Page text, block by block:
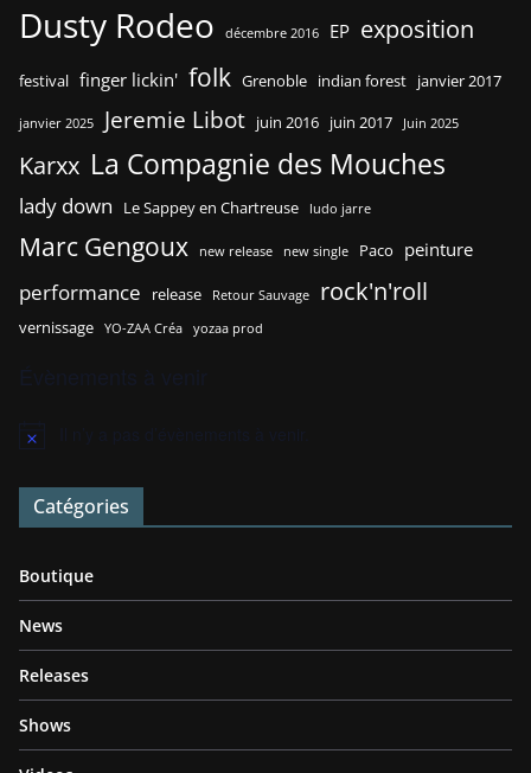
Dusty Rodeo décembre 2016 EP exposition
festival finger lickin' folk Grenoble indian forest janvier 2017
janvier 2025 Jeremie Libot juin 2016 juin 2017 Juin 2025
Karxx La Compagnie des Mouches
lady down Le Sappey en Chartreuse ludo jarre
Marc Gengoux new release new single Paco peinture
performance release Retour Sauvage rock'n'roll
vernissage YO-ZAA Créa yozaa prod
N
t
c
Catégories
Boutique
News
Releases
Shows